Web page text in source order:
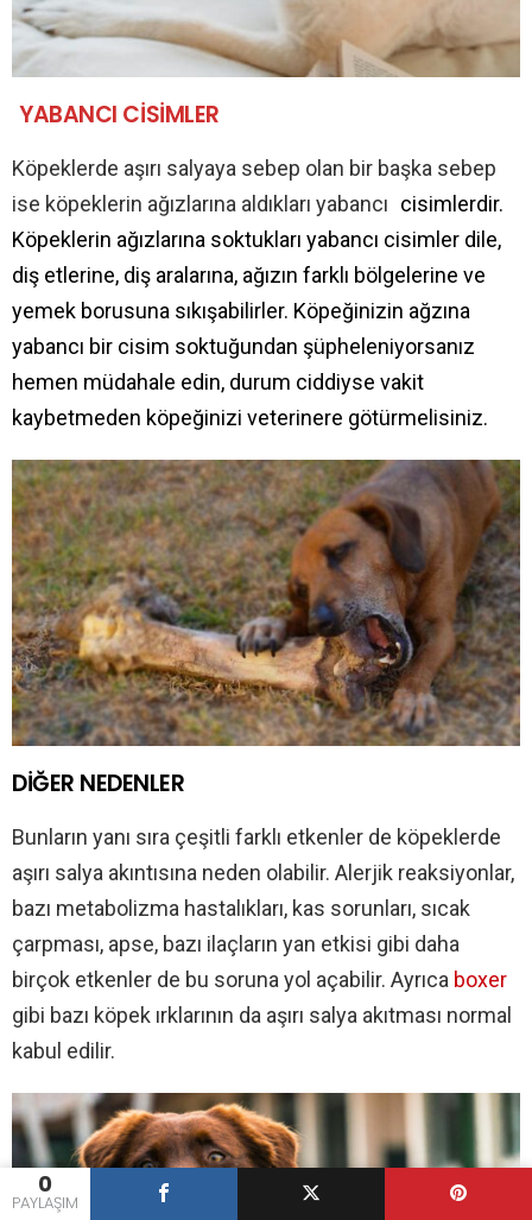
0
PAYLAŞIM
YABANCI CİSİMLER
Köpeklerde aşırı salyaya sebep olan bir başka sebep
ise köpeklerin ağızlarına aldıkları yabancı cisimlerdir.
Köpeklerin ağızlarına soktukları yabancı cisimler dile,
diş etlerine, diş aralarına, ağızın farklı bölgelerine ve
yemek borusuna sıkışabilirler. Köpeğinizin ağzına
yabancı bir cisim soktuğundan şüpheleniyorsanız
hemen müdahale edin, durum ciddiyse vakit
kaybetmeden köpeğinizi veterinere götürmelisiniz.
DİĞER NEDENLER
Bunların yanı sıra çeşitli farklı etkenler de köpeklerde
aşırı salya akıntısına neden olabilir. Alerjik reaksiyonlar,
bazı metabolizma hastalıkları, kas sorunları, sıcak
çarpması, apse, bazı ilaçların yan etkisi gibi daha
birçok etkenler de bu soruna yol açabilir. Ayrıca boxer
gibi bazı köpek ırklarının da aşırı salya akıtması normal
kabul edilir.